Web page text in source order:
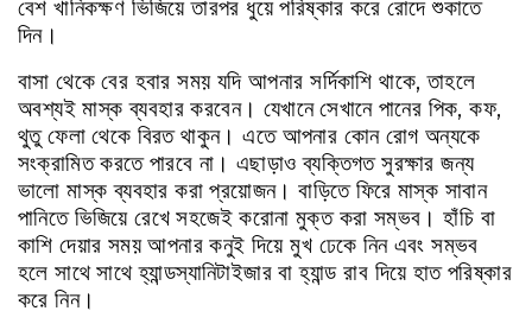
বেশ খানিকক্ষণ ভিজিয়ে তারপর ধুয়ে পরিষ্কার করে রোদে শুকাতে
দিন।
বাসা থেকে বের হবার সময় যদি আপনার সর্দিকাশি থাকে,তাহলে
অবশ্যই মাস্ক ব্যবহার করবেন। যেখানে সেখানে পানের পিক,কফ,
থুতু ফেলা থেকে বিরত থাকুন। এতে আপনার কোন রোগ অন্যকে
সংক্রামিত করতে পারবে না। এছাড়াও ব্যক্তিগত সুরক্ষার জন্য
ভালো মাস্ক ব্যবহার করা প্রয়োজন। বাড়িতে ফিরে মাস্ক সাবান
পানিতে ভিজিয়ে রেখে সহজেই করোনা মুক্ত করা সম্ভব। হাঁচি বা
কাশি দেয়ার সময় আপনার কনুই দিয়ে মুখ ঢেকে নিন এবং সম্ভব
হলে সাথে সাথে হ্যান্ডস্যানিটাইজার বা হ্যান্ড রাব দিয়ে হাত পরিষ্কার
করে নিন।